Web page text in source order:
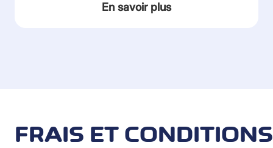
En savoir plus
FRAIS ET CONDITIONS